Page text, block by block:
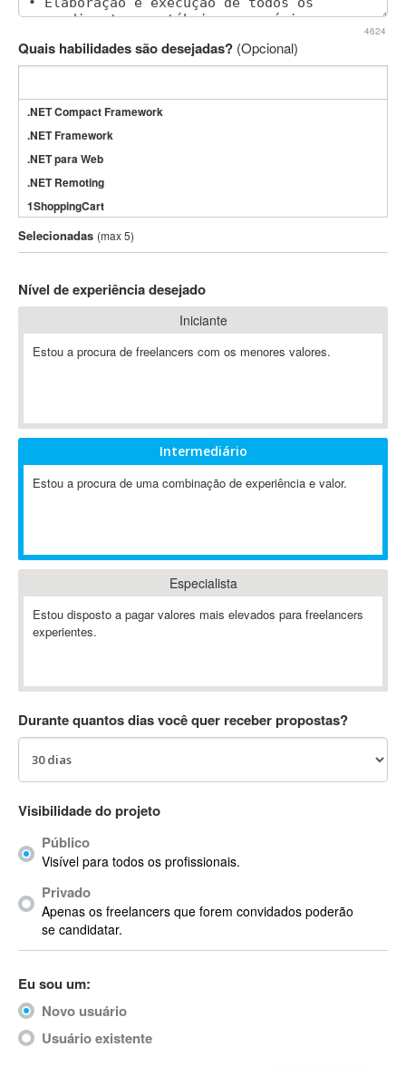
4624
Quais habilidades são desejadas? (Opcional)
.NET Compact Framework
.NET Framework
.NET para Web
.NET Remoting
1ShoppingCart
3DS Max
3GSM
802.11
A-GPS
ABAP
Abaqus
ABBYY FineReader
Ableton
Ableton Push
Abstract
AC3
ACID Pro
ACPI
Acrobat
Acrobat X
Acronis
ACT
Actimize
ActionScript
ActionScript 3
Selecionadas (max 5)
Nível de experiência desejado
Iniciante
Estou a procura de freelancers com os menores valores.
Intermediário
Estou a procura de uma combinação de experiência e valor.
Especialista
Estou disposto a pagar valores mais elevados para freelancers
experientes.
Durante quantos dias você quer receber propostas?
Visibilidade do projeto
Público
Visível para todos os profissionais.
Privado
Apenas os freelancers que forem convidados poderão
se candidatar.
Eu sou um:
Novo usuário
Usuário existente